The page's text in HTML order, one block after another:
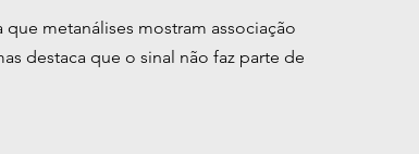
metanálises mostram associação
destaca que o sinal não faz parte de